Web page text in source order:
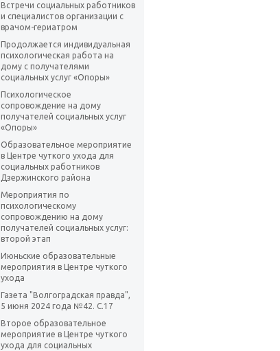
Встречи социальных работников
и специалистов организации с
врачом-гериатром
Продолжается индивидуальная
психологическая работа на
дому с получателями
социальных услуг «Опоры»
Психологическое
сопровождение на дому
получателей социальных услуг
«Опоры»
Образовательное мероприятие
в Центре чуткого ухода для
социальных работников
Дзержинского района
Мероприятия по
психологическому
сопровождению на дому
получателей социальных услуг:
второй этап
Июньские образовательные
мероприятия в Центре чуткого
ухода
Газета "Волгоградская правда",
5 июня 2024 года №42. С.17
Второе образовательное
мероприятие в Центре чуткого
ухода для социальных